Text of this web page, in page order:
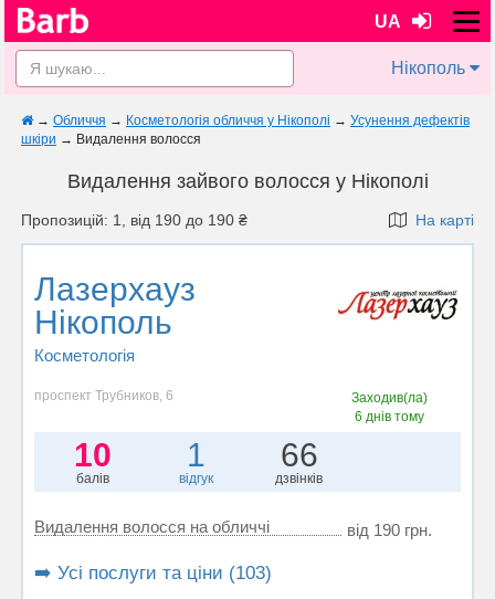
UA
Нікополь
→ Обличчя → Косметологія обличчя у Нікополі → Усунення дефектів
шкіри → Видалення волосся
Видалення зайвого волосся у Нікополі
Пропозицій: 1, від 190 до 190 ₴ На карті
Лазерхауз
Нікополь
Косметологія
проспект Трубников, 6
Заходив(ла)
6 днів тому
10
балів
1
відгук
66
дзвінків
Видалення волосся на обличчі від 190 грн.
➡️ Усі послуги та ціни (103)